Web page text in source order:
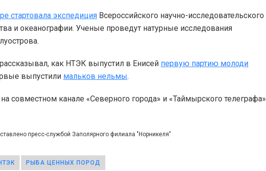
стартовала экспедиция Всероссийского научно-исследовательского
и океанографии. Ученые проведут натурные исследования
как НТЭК выпустил в Енисей первую партию молоди
выпустили мальков нельмы.
совместном канале «Северного города» и «Таймырского телеграфа»
пресс-службой Заполярного филиала "Норникеля"
РЫБА ЦЕННЫХ ПОРОД